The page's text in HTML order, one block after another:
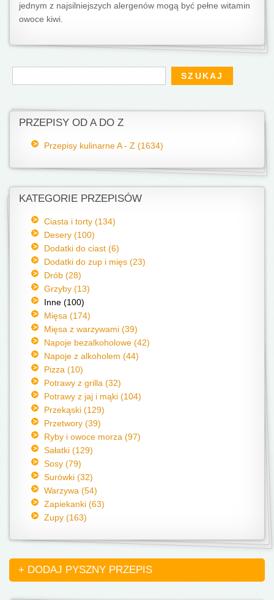
jednym z najsilniejszych alergenów mogą być pełne witamin
owoce kiwi.
Formularz wyszukiwania
Szukaj
PRZEPISY OD A DO Z
Przepisy kulinarne A - Z (1634)
KATEGORIE PRZEPISÓW
Ciasta i torty (134)
Desery (100)
Dodatki do ciast (6)
Dodatki do zup i mięs (23)
Drób (28)
Grzyby (13)
Inne (100)
Mięsa (174)
Mięsa z warzywami (39)
Napoje bezalkoholowe (42)
Napoje z alkoholem (44)
Pizza (10)
Potrawy z grilla (32)
Potrawy z jaj i mąki (104)
Przekąski (129)
Przetwory (39)
Ryby i owoce morza (97)
Sałatki (129)
Sosy (79)
Surówki (32)
Warzywa (54)
Zapiekanki (63)
Zupy (163)
+ DODAJ PYSZNY PRZEPIS